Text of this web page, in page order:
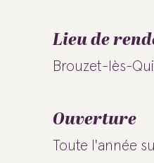
Lieu de
Brouzet-lès-
Ouverture
Toute l'année